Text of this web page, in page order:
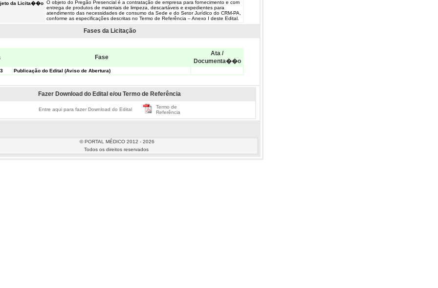
da Licita��o O objeto do Pregão Presencial é a contratação de empresa para fornecimento e com
entrega de produtos de materiais de limpeza, descartáveis e expedientes para
atendimento das necessidades de consumo da Sede e do Setor Jurídico do CRM-PA,
conforme as especificações descritas no Termo de Referência – Anexo I deste Edital.
Fases da Licitação
Fase
Ata /
Documenta��o
Publicação do Edital (Aviso de Abertura)
Fazer Download do Edital e/ou Termo de Referência
Entre aqui para fazer Download do Edital
Termo de
Referência
© PORTAL MÉDICO 2012 - 2026
Todos os direitos reservados